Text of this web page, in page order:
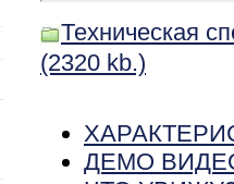
Техническая
(2320 kb.)
ДЕМО